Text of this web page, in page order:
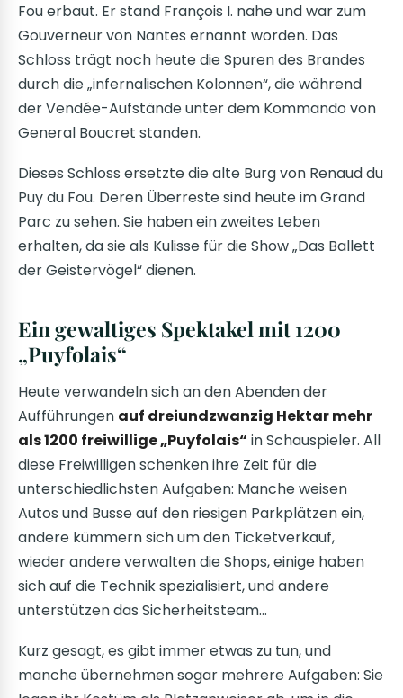
Fou erbaut. Er stand François I. nahe und war zum
Gouverneur von Nantes ernannt worden. Das
Schloss trägt noch heute die Spuren des Brandes
durch die „infernalischen Kolonnen“, die während
der Vendée-Aufstände unter dem Kommando von
General Boucret standen.
Dieses Schloss ersetzte die alte Burg von Renaud du
Puy du Fou. Deren Überreste sind heute im Grand
Parc zu sehen. Sie haben ein zweites Leben
erhalten, da sie als Kulisse für die Show „Das Ballett
der Geistervögel“ dienen.
Ein gewaltiges Spektakel mit 1200
„Puyfolais“
Heute verwandeln sich an den Abenden der
Aufführungen auf dreiundzwanzig Hektar mehr
als 1200 freiwillige „Puyfolais“ in Schauspieler. All
diese Freiwilligen schenken ihre Zeit für die
unterschiedlichsten Aufgaben: Manche weisen
Autos und Busse auf den riesigen Parkplätzen ein,
andere kümmern sich um den Ticketverkauf,
wieder andere verwalten die Shops, einige haben
sich auf die Technik spezialisiert, und andere
unterstützen das Sicherheitsteam…
Kurz gesagt, es gibt immer etwas zu tun, und
manche übernehmen sogar mehrere Aufgaben: Sie